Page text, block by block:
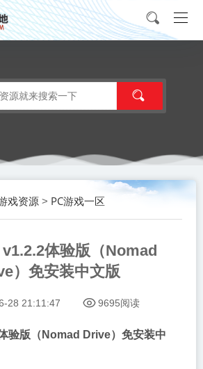
戏资源 > PC游戏一区
体验版（Nomad
）免安装中文版
28 21:11:47 9695阅读
验版（Nomad Drive）免安装中